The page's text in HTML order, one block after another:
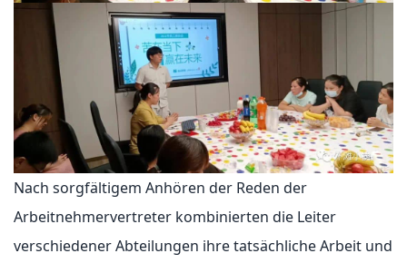
Nach sorgfältigem Anhören der Reden der
Arbeitnehmervertreter kombinierten die Leiter
verschiedener Abteilungen ihre tatsächliche Arbeit und